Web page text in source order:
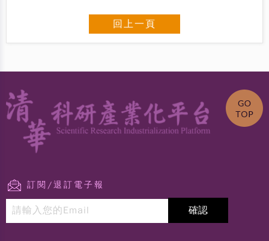
回上一頁
訂閱/退訂電子報